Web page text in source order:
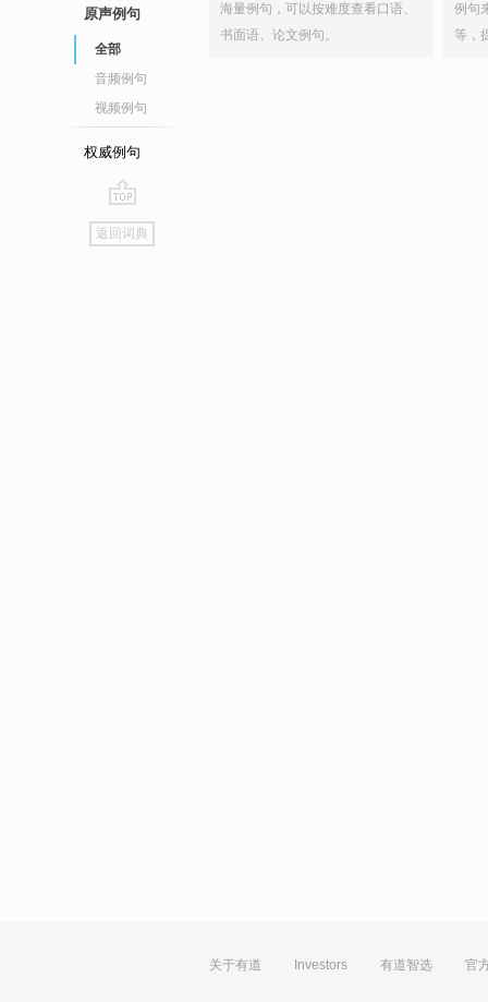
原声例句
全部
音频例句
视频例句
权威例句
go
top
返回词典
海量例句，可以按难度查看口语、
书面语、论文例句。
例句
等，
关于有道 Investors 有道智选 官